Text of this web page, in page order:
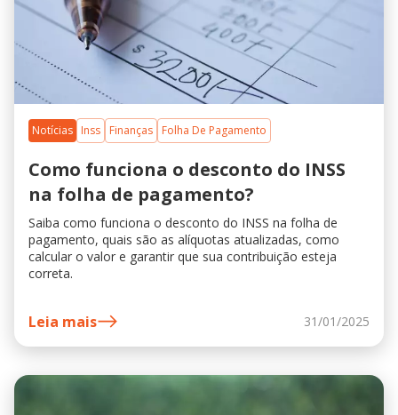
Notícias Inss Finanças Folha De Pagamento
Como funciona o desconto do INSS
na folha de pagamento?
Saiba como funciona o desconto do INSS na folha de
pagamento, quais são as alíquotas atualizadas, como
calcular o valor e garantir que sua contribuição esteja
correta.
Leia mais 31/01/2025